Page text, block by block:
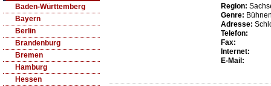
Baden-Württemberg
Bayern
Berlin
Brandenburg
Bremen
Hamburg
Hessen
Region:
Genre:
Adresse:
Telefon:
Fax:
Internet:
E-Mail: